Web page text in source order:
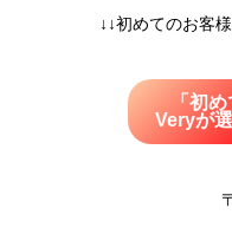
↓↓初めてのお客
「初
Veryが